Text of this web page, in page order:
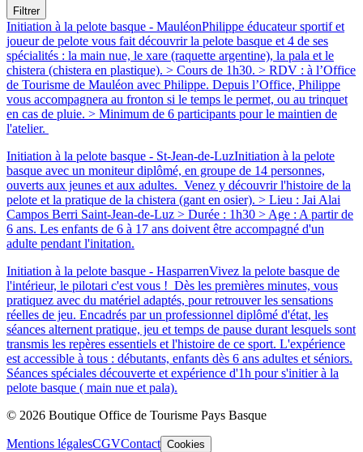
Filtrer
Initiation à la pelote basque - MauléonPhilippe éducateur sportif et
joueur de pelote vous fait découvrir la pelote basque et 4 de ses
spécialités : la main nue, le xare (raquette argentine), la pala et le
chistera (chistera en plastique). > Cours de 1h30. > RDV : à l’Office
de Tourisme de Mauléon avec Philippe. Depuis l’Office, Philippe
vous accompagnera au fronton si le temps le permet, ou au trinquet
en cas de pluie. > Minimum de 6 participants pour le maintien de
l'atelier.
Initiation à la pelote basque - St-Jean-de-LuzInitiation à la pelote
basque avec un moniteur diplômé, en groupe de 14 personnes,
ouverts aux jeunes et aux adultes. Venez y découvrir l'histoire de la
pelote et la pratique de la chistera (gant en osier). > Lieu : Jai Alai
Campos Berri Saint-Jean-de-Luz > Durée : 1h30 > Age : A partir de
6 ans. Les enfants de 6 à 17 ans doivent être accompagné d'un
adulte pendant l'initation.
Initiation à la pelote basque - HasparrenVivez la pelote basque de
l'intérieur, le pilotari c'est vous ! Dès les premières minutes, vous
pratiquez avec du matériel adaptés, pour retrouver les sensations
réelles de jeu. Encadrés par un professionnel diplômé d'état, les
séances alternent pratique, jeu et temps de pause durant lesquels sont
transmis les repères essentiels et l'histoire de ce sport. L'expérience
est accessible à tous : débutants, enfants dès 6 ans adultes et séniors.
Séances spéciales découverte et expérience d'1h pour s'initier à la
pelote basque ( main nue et pala).
© 2026 Boutique Office de Tourisme Pays Basque
Mentions légalesCGVContact Cookies